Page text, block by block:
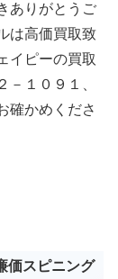
ありがとうご
は高価買取致
イピーの買取
１０９１、
確かめくださ
価スピニング